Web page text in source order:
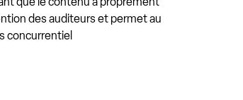
des auditeurs et permet au
concurrentiel